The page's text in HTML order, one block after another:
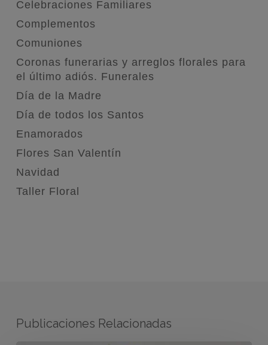
Celebraciones Familiares
Complementos
Comuniones
Coronas funerarias y arreglos florales para
el último adiós. Funerales
Día de la Madre
Día de todos los Santos
Enamorados
Flores San Valentín
Navidad
Taller Floral
Publicaciones Relacionadas